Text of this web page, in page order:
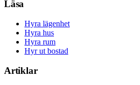
Läsa
Hyra lägenhet
Hyra hus
Hyra rum
Hyr ut bostad
Artiklar